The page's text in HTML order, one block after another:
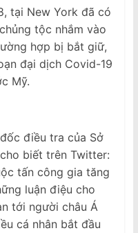
tại New York đã có
tộc nhắm vào
hợp bị bắt giữ,
đại dịch Covid-19
Mỹ.
điều tra của Sở
biết trên Twitter:
tấn công gia tăng
luận điệu cho
tới người châu Á
cá nhân bắt đầu